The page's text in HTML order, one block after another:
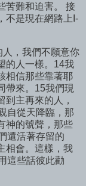
苦難和迫害。 接
不是現在網路上I-
，我們不願意你
的人一樣。14我
相信那些靠著耶
帶來。15我們現
主再來的人，
自從天降臨，那
神的號聲，那些
還活著存留的
相會。這樣，我
這些話彼此勸